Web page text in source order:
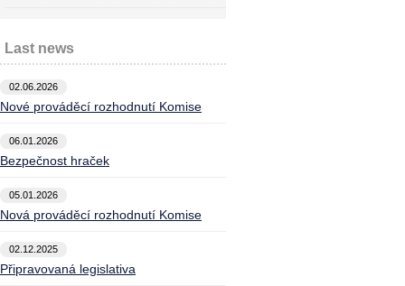
Last news
02.06.2026
Nové prováděcí rozhodnutí Komise
06.01.2026
Bezpečnost hraček
05.01.2026
Nová prováděcí rozhodnutí Komise
02.12.2025
Připravovaná legislativa